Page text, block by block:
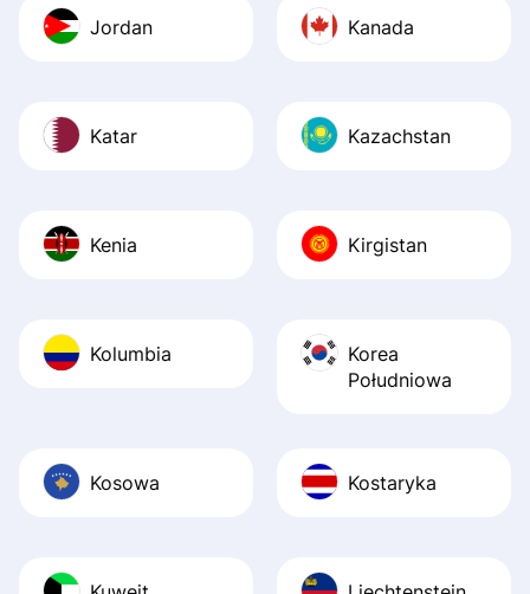
Jordan Kanada
Katar Kazachstan
Kenia Kirgistan
Kolumbia
Korea
Południowa
Kosowa Kostaryka